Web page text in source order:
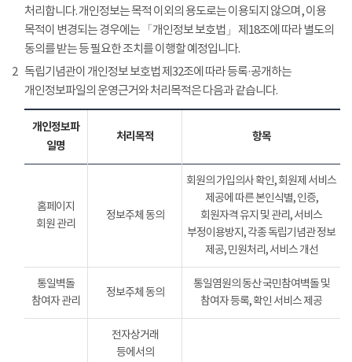
처리합니다. 개인정보는 목적 이외의 용도로는 이용되지 않으며, 이용
목적이 변경되는 경우에는 「개인정보 보호법」 제18조에 따라 별도의
동의를 받는 등 필요한 조치를 이행할 예정입니다.
2 독립기념관이 개인정보 보호법 제32조에 따라 등록·공개하는
개인정보파일의 운영근거와 처리목적은 다음과 같습니다.
개인정보파
일명
처리목적 항목
홈페이지
회원 관리
정보주체 동의
회원의 가입의사 확인, 회원제 서비스
제공에 따른 본인식별, 인증,
회원자격 유지 및 관리, 서비스
부정이용방지, 각종 독립기념관 정보
제공, 민원처리, 서비스 개선
통일벽돌
참여자 관리
정보주체 동의
통일염원의 동산 국민참여벽돌 및
참여자 등록, 확인 서비스 제공
전자상거래
등에서의